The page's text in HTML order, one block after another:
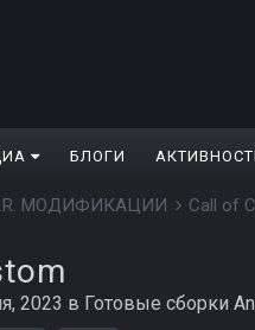
БЛОГИ
МОДИФИКАЦИИ Call of
2023 в Готовые сборки